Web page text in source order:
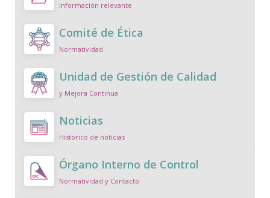
Información relevante
Comité de Ética
Normatividad
Unidad de Gestión de Calidad
y Mejora Continua
Noticias
Historico de noticias
Órgano Interno de Control
Normatividad y Contacto